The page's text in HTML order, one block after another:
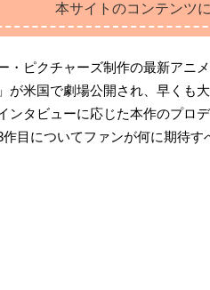
本サイトのコンテンツ
・ピクチャーズ制作の最新アニ
が米国で劇場公開され、早くも
ンタビューに応じた本作のプロ
作目についてファンが何に期待す